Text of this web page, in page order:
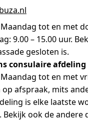
tot en met
9.00 – 15.00 uur.
gesloten is.
consulaire afdeling
tot en met
op afspraak, mits
is elke laatste
Bekijk ook de andere